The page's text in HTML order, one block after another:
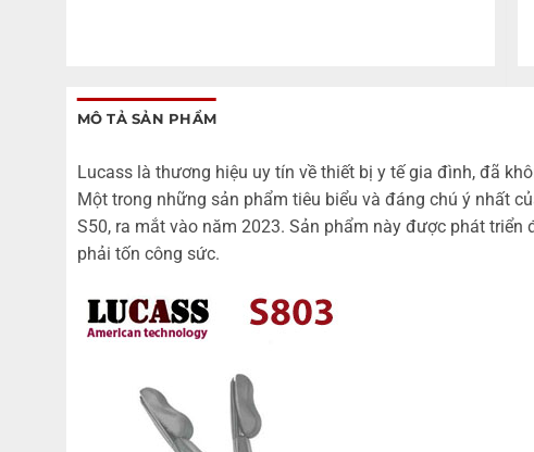
MÔ TẢ SẢN PHẨM
Lucass là thương hiệu uy tín về thiết bị y tế gia đình, đã
Một trong những sản phẩm tiêu biểu và đáng chú ý nhất
S50, ra mắt vào năm 2023. Sản phẩm này được phát
phải tốn công sức.